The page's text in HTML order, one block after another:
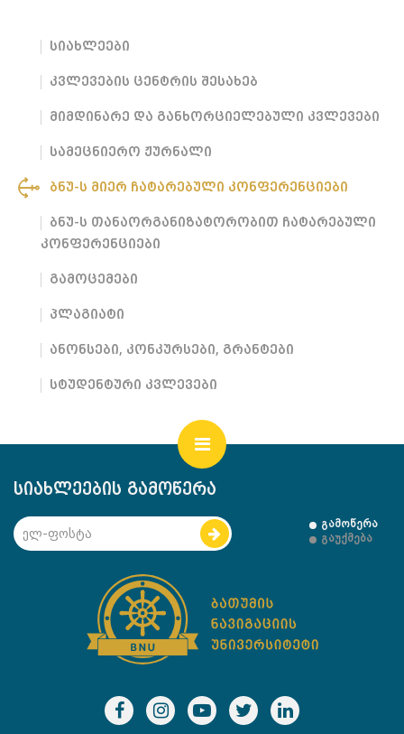
სიახლეები
კვლევების ცენტრის შესახებ
მიმდინარე და განხორციელებული კვლევები
სამეცნიერო ჟურნალი
ბნუ-ს მიერ ჩატარებული კონფერენციები
ბნუ-ს თანაორგანიზატორობით ჩატარებული
კონფერენციები
გამოცემები
პლაგიატი
ანონსები, კონკურსები, გრანტები
სტუდენტური კვლევები
სიახლეების გამოწერა
გამოწერა
გაუქმება